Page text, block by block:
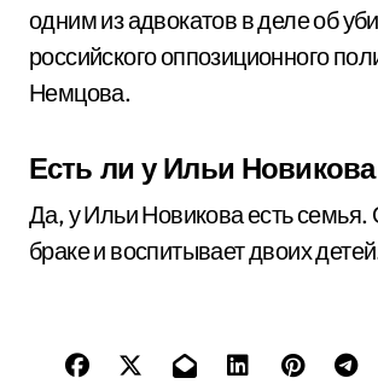
одним из адвокатов в деле об
российского оппозиционного
Немцова.
Есть ли у Ильи
Да, у Ильи Новикова есть семья.
браке и воспитывает двоих